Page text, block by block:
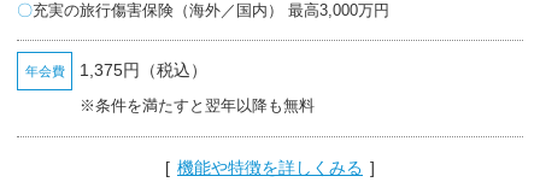
充実の旅行傷害保険（海外／国内） 最高3,000万円
年会費 1,375円（税込）
※条件を満たすと翌年以降も無料
[ 機能や特徴を詳しくみる ]